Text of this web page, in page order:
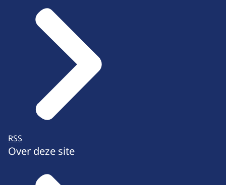
RSS
Over deze site